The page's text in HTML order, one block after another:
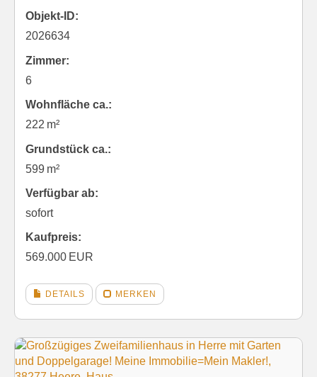
Objekt-ID:
2026634
Zimmer:
6
Wohnfläche ca.:
222 m²
Grund­stück ca.:
599 m²
Verfügbar ab:
sofort
Kaufpreis:
569.000 EUR
DETAILS MERKEN